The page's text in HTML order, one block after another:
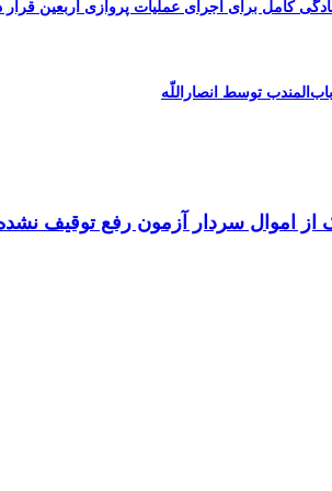
کامل برای اجرای عملیات پروازی اربعین قرار
توسط انصاراللّه
از اموال سردار آزمون رفع توقیف